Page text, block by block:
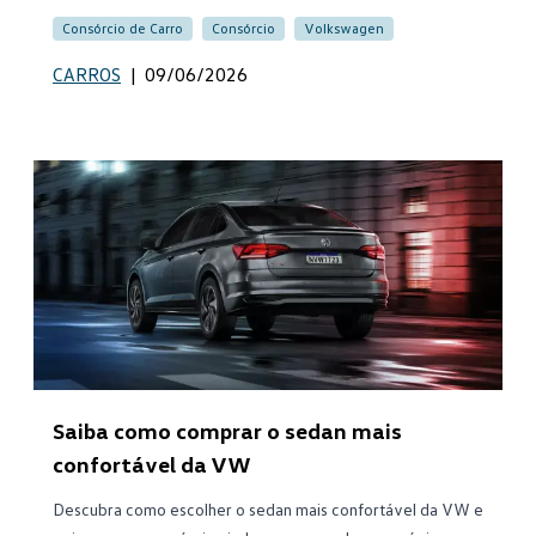
Consórcio de Carro Consórcio Volkswagen
CARROS | 09/06/2026
Saiba como comprar o sedan mais
confortável da VW
Descubra como escolher o sedan mais confortável da VW e